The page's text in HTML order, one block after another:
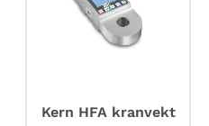
Kern HFA kranvekt